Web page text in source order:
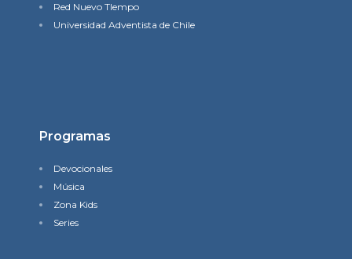
Red Nuevo TIempo
Universidad Adventista de Chile
Programas
Devocionales
Música
Zona Kids
Series